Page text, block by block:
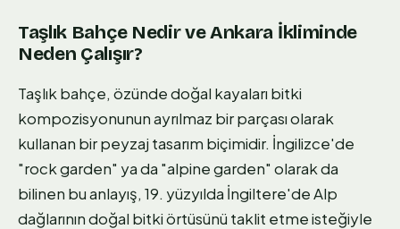
Taşlık Bahçe Nedir ve Ankara İkliminde
Neden Çalışır?
Taşlık bahçe, özünde doğal kayaları bitki
kompozisyonunun ayrılmaz bir parçası olarak
kullanan bir peyzaj tasarım biçimidir. İngilizce'de
"rock garden" ya da "alpine garden" olarak da
bilinen bu anlayış, 19. yüzyılda İngiltere'de Alp
dağlarının doğal bitki örtüsünü taklit etme isteğiyle